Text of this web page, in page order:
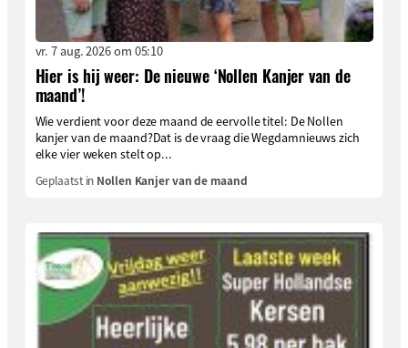
vr. 7 aug. 2026 om 05:10
Hier is hij weer: De nieuwe ‘Nollen Kanjer van de
maand’!
Wie verdient voor deze maand de eervolle titel: De Nollen
kanjer van de maand?Dat is de vraag die Wegdamnieuws zich
elke vier weken stelt op...
Geplaatst in Nollen Kanjer van de maand